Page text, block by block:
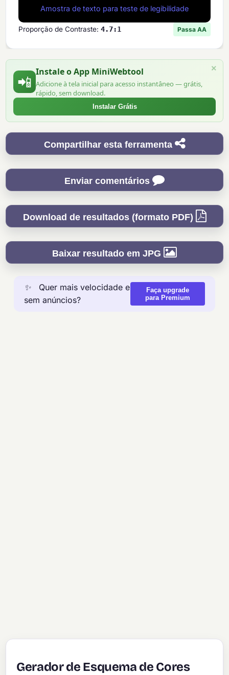
Amostra de texto para teste de legibilidade
Proporção de Contraste:4.7:1 Passa AA
📲
Instale o App MiniWebtool
Adicione à tela inicial para acesso instantâneo — grátis,
rápido, sem download.
Instalar Grátis
×
Compartilhar esta ferramenta
Enviar comentários
Download de resultados (formato PDF)
Baixar resultado em JPG
✨
Quer mais velocidade e
sem anúncios?
Faça upgrade
para Premium
Gerador de Esquema de Cores